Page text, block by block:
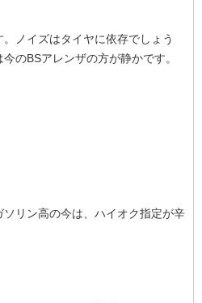
ノイズはタイヤに依存でしょう
のBSアレンザの方が静かです。
リン高の今は、ハイオク指定が辛